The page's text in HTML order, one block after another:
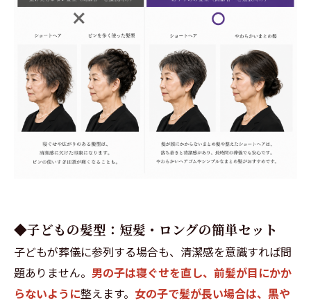
◆子どもの髪型：短髪・ロングの簡単セット
子どもが葬儀に参列する場合も、清潔感を意識すれば問
題ありません。 男の子は寝ぐせを直し、前髪が目にかか
らないように整えます。 女の子で髪が長い場合は、黒や